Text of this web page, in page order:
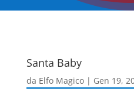
Santa Baby
da Elfo Magico| Gen 19,